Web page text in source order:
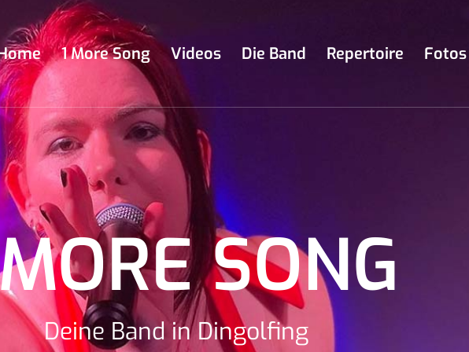
1 More Song Videos Die Band Repertoire Fotos
SONG
Deine Band in Dingolfing